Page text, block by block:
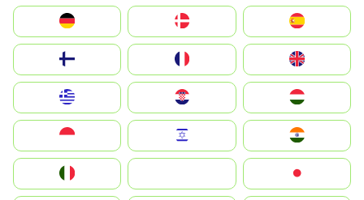
Deutschland
United Kingdom
Magyarország